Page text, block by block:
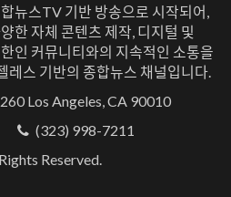
뉴스TV 기반 방송으로 시작되어,
한 자체 콘텐츠 제작, 디지털 및
인 커뮤니티와의 지속적인 소통을
레스 기반의 종합뉴스 채널입니다.
Los Angeles, CA 90010
(323) 998-7211
Reserved.